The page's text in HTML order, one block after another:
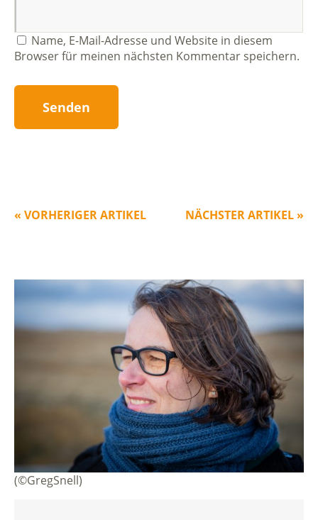
Name, E-Mail-Adresse und Website in diesem
Browser für meinen nächsten Kommentar speichern.
NÄCHSTER ARTIKEL »
« VORHERIGER ARTIKEL
(©GregSnell)